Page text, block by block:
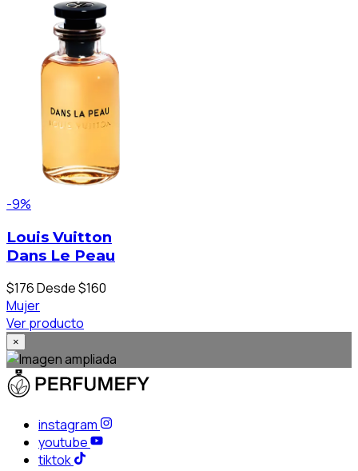
-9%
Louis Vuitton
Dans Le Peau
$176Desde $160
Mujer
Ver producto
×
instagram
youtube
tiktok